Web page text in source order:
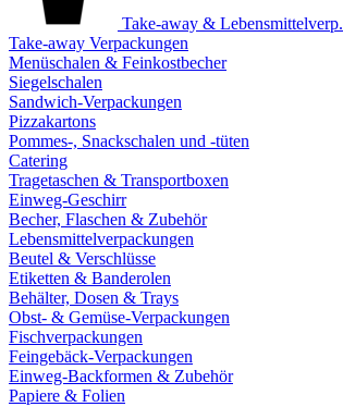
Take-away & Lebensmittelverp.
Take-away Verpackungen
Menüschalen & Feinkostbecher
Siegelschalen
Sandwich-Verpackungen
Pizzakartons
Pommes-, Snackschalen und -tüten
Catering
Tragetaschen & Transportboxen
Einweg-Geschirr
Becher, Flaschen & Zubehör
Lebensmittelverpackungen
Beutel & Verschlüsse
Etiketten & Banderolen
Behälter, Dosen & Trays
Obst- & Gemüse-Verpackungen
Fischverpackungen
Feingebäck-Verpackungen
Einweg-Backformen & Zubehör
Papiere & Folien